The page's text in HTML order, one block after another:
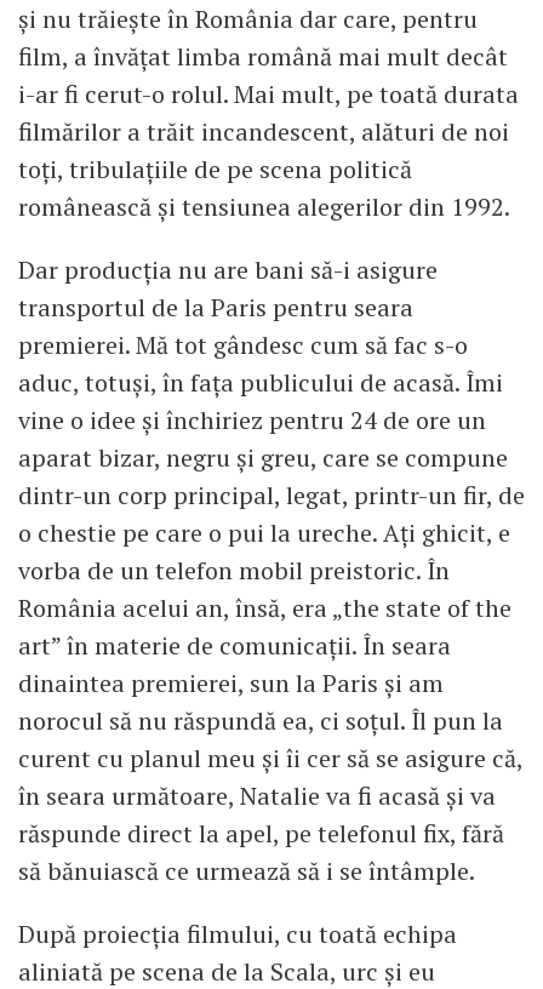
și nu trăiește în România dar care, pentru
film, a învățat limba română mai mult decât
i-ar fi cerut-o rolul. Mai mult, pe toată durata
filmărilor a trăit incandescent, alături de noi
toți, tribulațiile de pe scena politică
românească și tensiunea alegerilor din 1992.
Dar producția nu are bani să-i asigure
transportul de la Paris pentru seara
premierei. Mă tot gândesc cum să fac s-o
aduc, totuși, în fața publicului de acasă. Îmi
vine o idee și închiriez pentru 24 de ore un
aparat bizar, negru și greu, care se compune
dintr-un corp principal, legat, printr-un fir, de
o chestie pe care o pui la ureche. Ați ghicit, e
vorba de un telefon mobil preistoric. În
România acelui an, însă, era „the state of the
art” în materie de comunicații. În seara
dinaintea premierei, sun la Paris și am
norocul să nu răspundă ea, ci soțul. Îl pun la
curent cu planul meu și îi cer să se asigure că,
în seara următoare, Natalie va fi acasă și va
răspunde direct la apel, pe telefonul fix, fără
să bănuiască ce urmează să i se întâmple.
După proiecția filmului, cu toată echipa
aliniată pe scena de la Scala, urc și eu